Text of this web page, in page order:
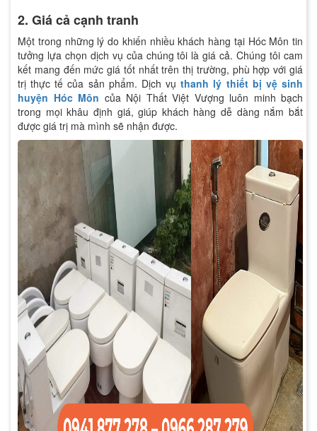
2. Giá cả cạnh tranh
Một trong những lý do khiến nhiều khách hàng tại Hóc Môn tin
tưởng lựa chọn dịch vụ của chúng tôi là giá cả. Chúng tôi cam
kết mang đến mức giá tốt nhất trên thị trường, phù hợp với giá
trị thực tế của sản phẩm. Dịch vụthanh lý thiết bị vệ sinh
huyện Hóc Môn của Nội Thất Việt Vượng luôn minh bạch
trong mọi khâu định giá, giúp khách hàng dễ dàng nắm bắt
được giá trị mà mình sẽ nhận được.